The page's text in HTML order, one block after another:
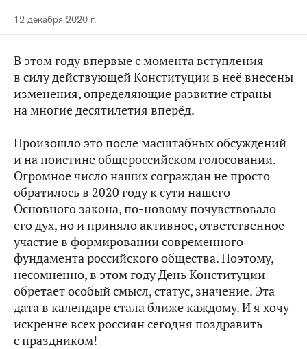
12 декабря 2020 г.
В этом году впервые с момента вступления
в силу действующей Конституции в неё внесены
изменения, определяющие развитие страны
на многие десятилетия вперёд.
Произошло это после масштабных обсуждений
и на поистине общероссийском голосовании.
Огромное число наших сограждан не просто
обратилось в 2020 году к сути нашего
Основного закона, по‑новому почувствовало
его дух, но и приняло активное, ответственное
участие в формировании современного
фундамента российского общества. Поэтому,
несомненно, в этом году День Конституции
обретает особый смысл, статус, значение. Эта
дата в календаре стала ближе каждому. И я хочу
искренне всех россиян сегодня поздравить
с праздником!